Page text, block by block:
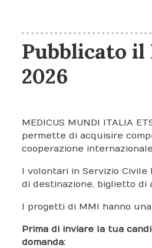
Pubblicato il
2026
MEDICUS MUNDI ITALIA
permette di acquisire
cooperazione
I volontari in Servizio
di destinazione, biglietto di
I progetti di MMI hanno
Prima di inviare la tua
domanda: